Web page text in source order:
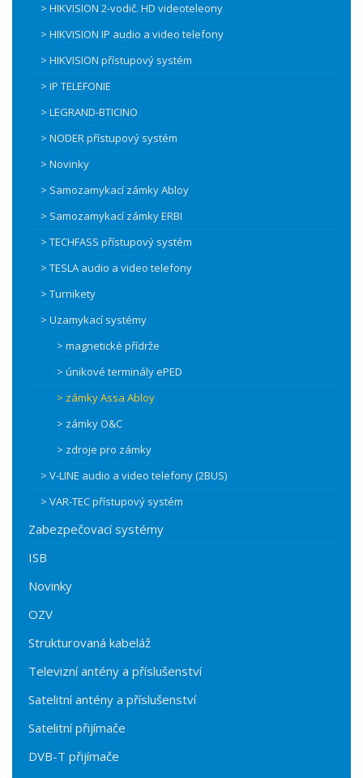
> HIKVISION 2-vodič. HD videoteleony
> HIKVISION IP audio a video telefony
> HIKVISION přístupový systém
> IP TELEFONIE
> LEGRAND-BTICINO
> NODER přístupový systém
> Novinky
> Samozamykací zámky Abloy
> Samozamykací zámky ERBI
> TECHFASS přístupový systém
> TESLA audio a video telefony
> Turnikety
> Uzamykací systémy
> magnetické přídrže
> únikové terminály ePED
> zámky Assa Abloy
> zámky O&C
> zdroje pro zámky
> V-LINE audio a video telefony (2BUS)
> VAR-TEC přístupový systém
Zabezpečovací systémy
ISB
Novinky
OZV
Strukturovaná kabeláž
Televizní antény a příslušenství
Satelitní antény a příslušenství
Satelitní přijímače
DVB-T přijímače